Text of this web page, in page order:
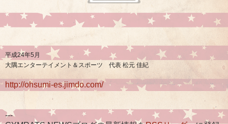
平成24年5 月
大隅エンターテイメント＆スポーツ 代表 松元 佳紀
http://ohsumi-es.jimdo.com/
---